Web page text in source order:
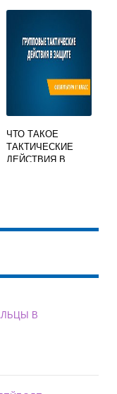
ЧТО ТАКОЕ
ТАКТИЧЕСКИЕ
ДЕЙСТВИЯ В
В